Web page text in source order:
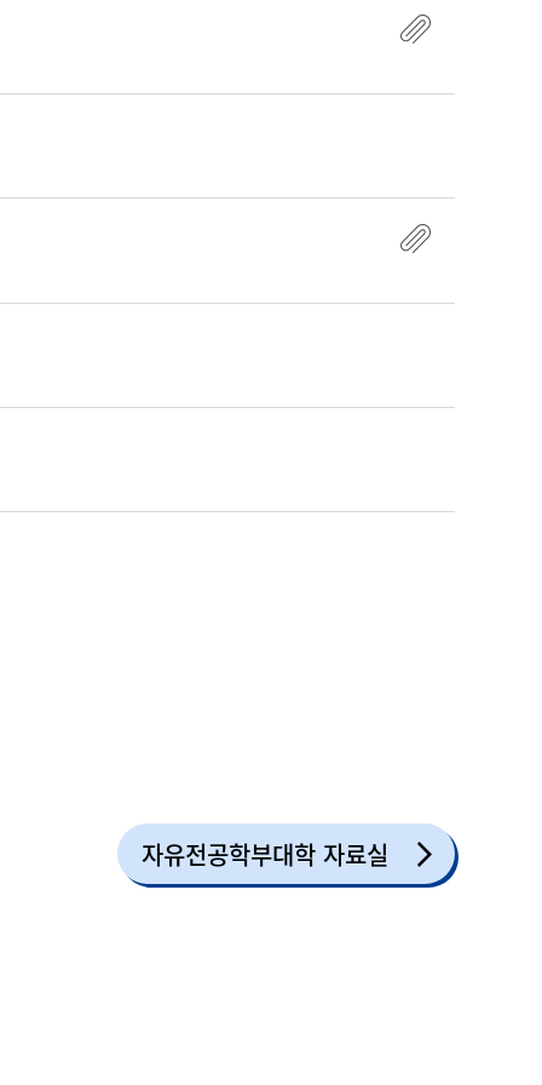
자유전공학부대학 자료실